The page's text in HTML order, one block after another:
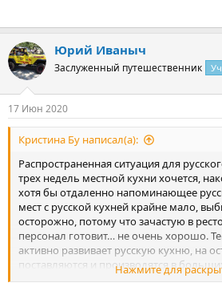
Юрий Иваныч
Заслуженный путешественник
17 Июн 2020
Кристина Бу написал(а):
Распространенная ситуация для
трех недель местной кухни хочется,
хотя бы отдаленно напоминающее
мест с русской кухней крайне мало,
осторожно, потому что зачастую в
персонал готовит… не очень хорошо.
активно развивает русскую кухню, на
поставляются и производятся в
молочные продукты.
Нажмите для